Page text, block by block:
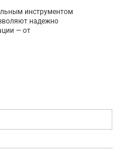
инструментом
надежно
— от